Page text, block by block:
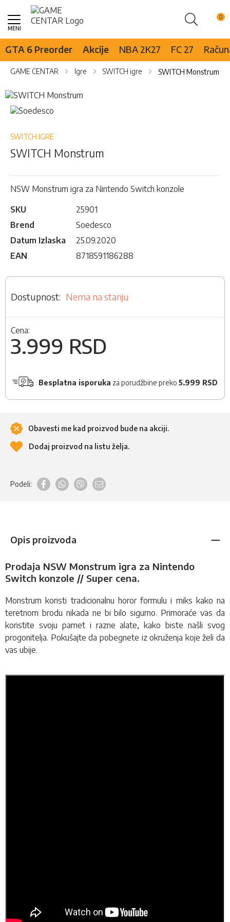
Pretraži
Skip
Content
GTA 6 Preorder Akcije NBA 2K27 FC 27
GAME CENTAR Igre SWITCH igre SWITCH Monstrum
Skip
to
the
of
images
Skip
to
beginning
the
gallery
SWITCH IGRE
SWITCH Monstrum
NSW Monstrum igra za Nintendo Switch konzole
SKU
25901
Brend
Soedesco
Datum Izlaska
25.09.2020
EAN
8718591186288
Nema na stanju
Cena:
3.999 RSD
Besplatna isporuka za porudžbine preko 5.999 RSD
Obavesti me kad proizvod bude na akciji.
Dodaj proizvod na listu želja.
Podeli:
Opis proizvoda
Prodaja NSW Monstrum igra za Nintendo
Switch konzole // Super cena.
Monstrum koristi tradicionalnu horor formulu i miks kako na
teretnom brodu nikada ne bi bilo sigurno. Primoraće vas da
koristite svoju pamet i razne alate, kako biste našli svog
progonitelja. Pokušajte da pobegnete iz okruženja koje želi da
vas ubije.